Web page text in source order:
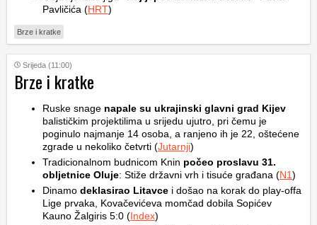
Pavličića (HRT)
Brze i kratke
Srijeda (11:00)
Brze i kratke
Ruske snage napale su ukrajinski glavni grad Kijev
balističkim projektilima u srijedu ujutro, pri čemu je
poginulo najmanje 14 osoba, a ranjeno ih je 22, oštećene
zgrade u nekoliko četvrti (Jutarnji)
Tradicionalnom budnicom Knin počeo proslavu 31.
obljetnice Oluje: Stiže državni vrh i tisuće građana (N1)
Dinamo deklasirao Litavce i došao na korak do play-offa
Lige prvaka, Kovačevićeva momčad dobila Sopićev
Kauno Žalgiris 5:0 (Index)